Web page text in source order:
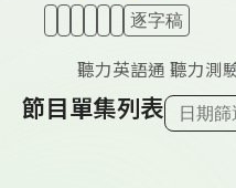
逐字稿
聽力英語通 聽力測
節目單集列表 日期篩